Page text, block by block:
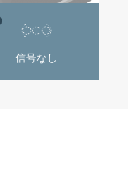
信号なし